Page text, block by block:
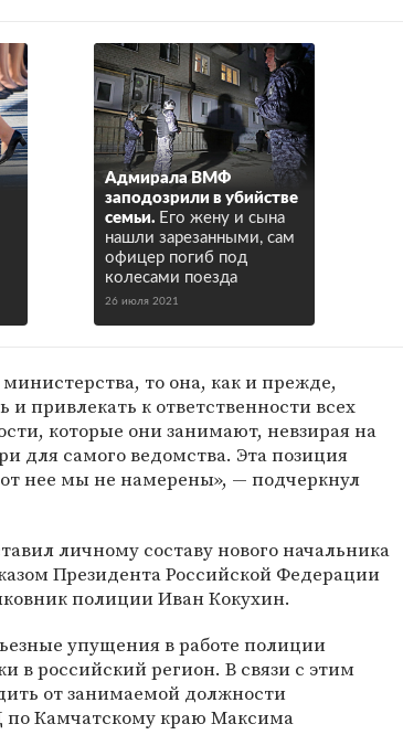
Адмирала ВМФ
заподозрили в убийстве
семьи. Его жену и сына
нашли зарезанными, сам
офицер погиб под
колесами поезда
26 июля 2021
то она, как и прежде,
привлекать к ответственности всех
которые они занимают, невзирая на
самого ведомства. Эта позиция
нее мы не намерены», — подчеркнул
личному составу нового начальника
Президента Российской Федерации
полиции Иван Кокухин.
упущения в работе полиции
в российский регион. В связи с этим
от занимаемой должности
по Камчатскому краю Максима